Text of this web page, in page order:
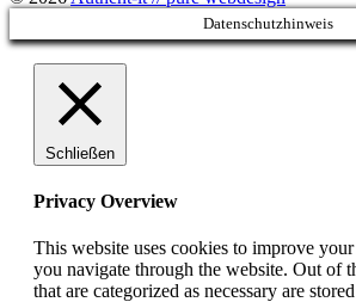
Datenschutzhinweis
Schließen
Privacy Overview
This website uses cookies to improve
you navigate through the website. Out of
that are categorized as necessary are